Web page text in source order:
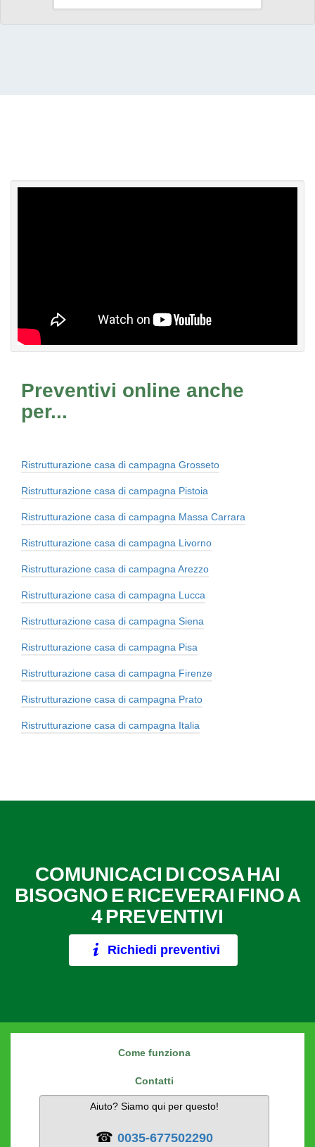
Preventivi online anche
per...
Ristrutturazione casa di campagna Grosseto
Ristrutturazione casa di campagna Pistoia
Ristrutturazione casa di campagna Massa Carrara
Ristrutturazione casa di campagna Livorno
Ristrutturazione casa di campagna Arezzo
Ristrutturazione casa di campagna Lucca
Ristrutturazione casa di campagna Siena
Ristrutturazione casa di campagna Pisa
Ristrutturazione casa di campagna Firenze
Ristrutturazione casa di campagna Prato
Ristrutturazione casa di campagna Italia
COMUNICACI DI COSA HAI
BISOGNO E RICEVERAI FINO A
4 PREVENTIVI
Richiedi preventivi
Come funziona
Contatti
Aiuto? Siamo qui per questo!
☎ 0035-677502290